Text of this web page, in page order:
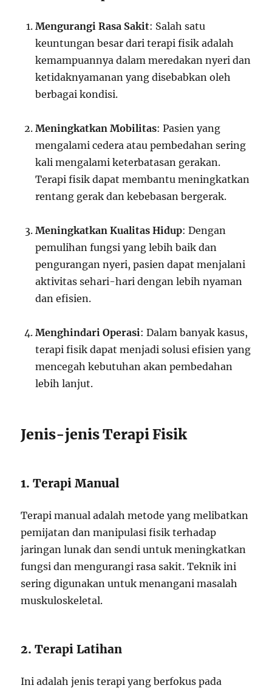
Mengurangi Rasa Sakit: Salah satu
keuntungan besar dari terapi fisik adalah
kemampuannya dalam meredakan nyeri dan
ketidaknyamanan yang disebabkan oleh
berbagai kondisi.
Meningkatkan Mobilitas: Pasien yang
mengalami cedera atau pembedahan sering
kali mengalami keterbatasan gerakan.
Terapi fisik dapat membantu meningkatkan
rentang gerak dan kebebasan bergerak.
Meningkatkan Kualitas Hidup: Dengan
pemulihan fungsi yang lebih baik dan
pengurangan nyeri, pasien dapat menjalani
aktivitas sehari-hari dengan lebih nyaman
dan efisien.
Menghindari Operasi: Dalam banyak kasus,
terapi fisik dapat menjadi solusi efisien yang
mencegah kebutuhan akan pembedahan
lebih lanjut.
Jenis-jenis Terapi Fisik
1. Terapi Manual
Terapi manual adalah metode yang melibatkan
pemijatan dan manipulasi fisik terhadap
jaringan lunak dan sendi untuk meningkatkan
fungsi dan mengurangi rasa sakit. Teknik ini
sering digunakan untuk menangani masalah
muskuloskeletal.
2. Terapi Latihan
Ini adalah jenis terapi yang berfokus pada